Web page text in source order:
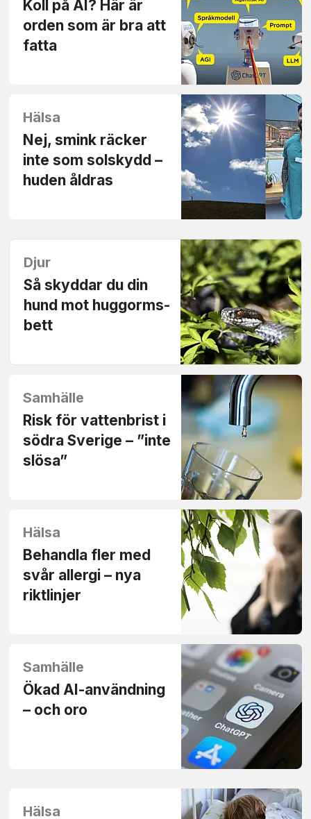
Koll på AI? Här är
orden som är bra att
fatta
Hälsa
Nej, smink räcker
inte som solskydd –
huden åldras
Djur
Så skyddar du din
hund mot huggorms­
bett
Samhälle
Risk för vatten­brist i
södra Sverige – ”inte
slösa”
Hälsa
Behandla fler med
svår allergi – nya
riktlinjer
Samhälle
Ökad AI-användning
– och oro
Hälsa